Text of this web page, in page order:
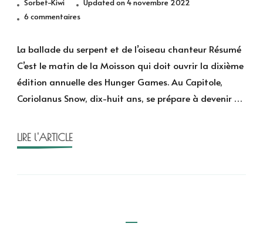
Sorbet-Kiwi Updated on4 novembre 2022
6 commentairessur
serpent
et
de
La ballade du serpent et de l’oiseau chanteur Résumé
C’est le matin de la Moisson qui doit ouvrir la dixième
édition annuelle des Hunger Games. Au Capitole,
Coriolanus Snow, dix-huit ans, se prépare à devenir …
LIRE l'ARTICLE